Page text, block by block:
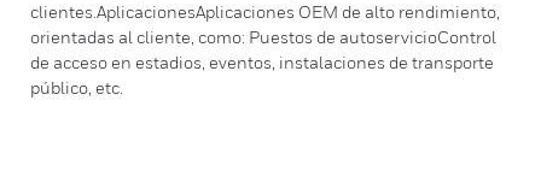
clientes.AplicacionesAplicaciones OEM de alto rendimiento,
orientadas al cliente, como: Puestos de autoservicioControl
de acceso en estadios, eventos, instalaciones de transporte
público, etc.